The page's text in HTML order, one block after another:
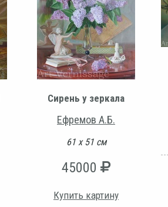
Сирень у зеркала
Ефремов А.Б.
61 х 51 см
45000
Купить картину